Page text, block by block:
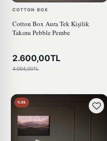
COTTON BOX
Cotton Box Aura Tek Kişilik
Takımı Pebble Pembe
2.600,00TL
4.004,00TL
%35